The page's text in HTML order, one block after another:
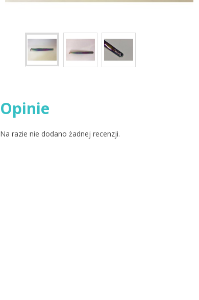
Opinie
Na razie nie dodano żadnej recenzji.